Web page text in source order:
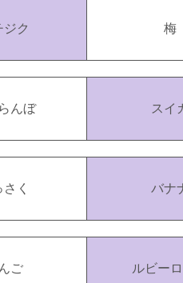
ジク 梅
んぼ スイ
く バナ
ご ルビー